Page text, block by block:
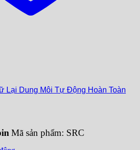
Lại Dung Môi Tự Động Hoàn Toàn
Mã sản phẩm: SRC